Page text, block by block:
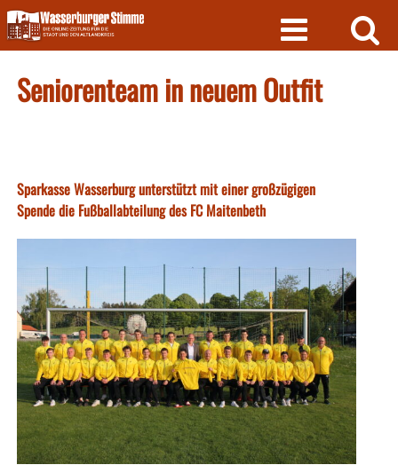
Skip
to
content
Seniorenteam in neuem Outfit
Sparkasse Wasserburg unterstützt mit einer großzügigen
Spende die Fußballabteilung des FC Maitenbeth